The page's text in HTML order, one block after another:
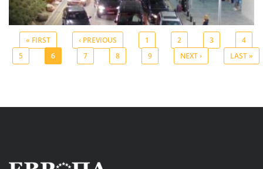
Pages
« FIRST ‹ PREVIOUS 1 2 3
4
5
6 7 8 9 NEXT › LAST »